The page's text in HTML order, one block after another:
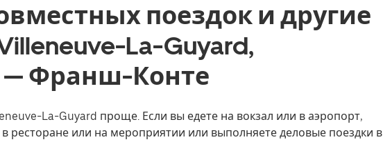
поездок и другие
La-Guyard,
— Франш-Конте
La-Guyard проще. Если вы едете на вокзал или в аэропорт,
в ресторане или на мероприятии или выполняете деловые поездки в